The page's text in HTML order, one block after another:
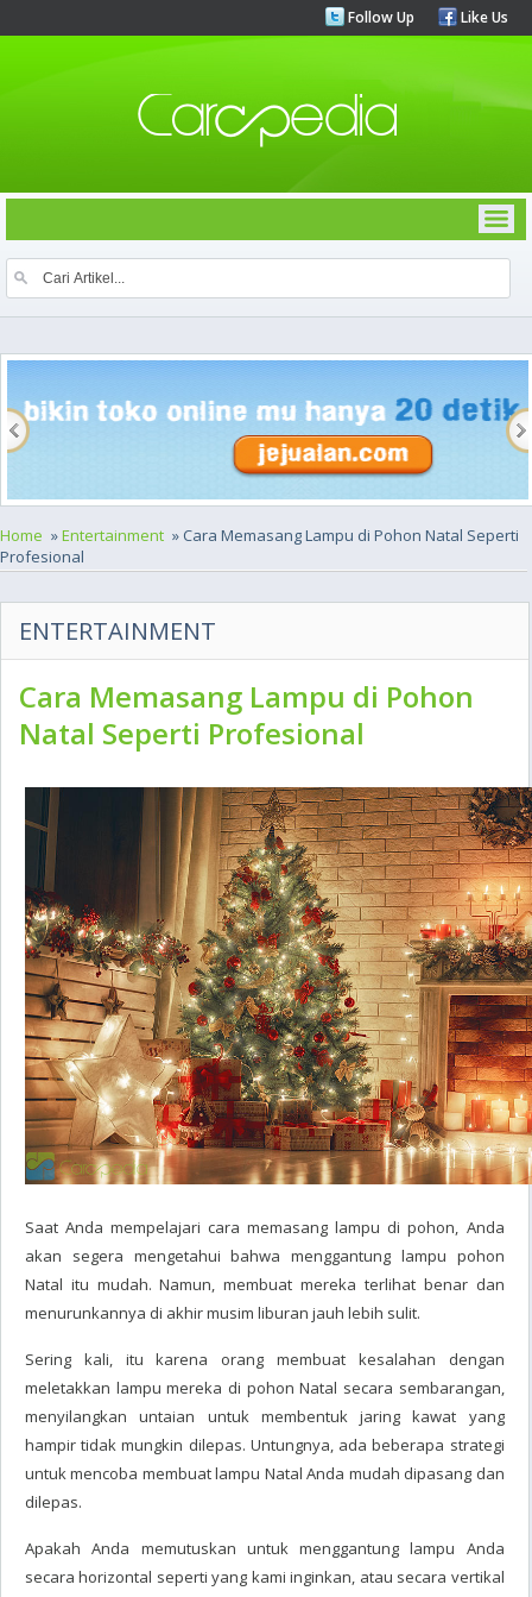
Follow Up Like Us
Home »Entertainment » Cara Memasang Lampu di Pohon Natal Seperti
Profesional
ENTERTAINMENT
Cara Memasang Lampu di Pohon
Natal Seperti Profesional
Saat Anda mempelajari cara memasang lampu di pohon, Anda
akan segera mengetahui bahwa menggantung lampu pohon
Natal itu mudah. Namun, membuat mereka terlihat benar dan
menurunkannya di akhir musim liburan jauh lebih sulit.
Sering kali, itu karena orang membuat kesalahan dengan
meletakkan lampu mereka di pohon Natal secara sembarangan,
menyilangkan untaian untuk membentuk jaring kawat yang
hampir tidak mungkin dilepas. Untungnya, ada beberapa strategi
untuk mencoba membuat lampu Natal Anda mudah dipasang dan
dilepas.
Apakah Anda memutuskan untuk menggantung lampu Anda
secara horizontal seperti yang kami inginkan, atau secara vertikal